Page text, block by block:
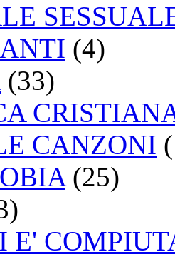
(4)
(33)
CANZONI
(25)
E'